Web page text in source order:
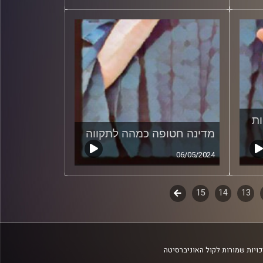
מדינה חטופה כמהה לתקווה
06/05/2024
13
14
15
לשלב
שמורות לקול האוניברסיטה